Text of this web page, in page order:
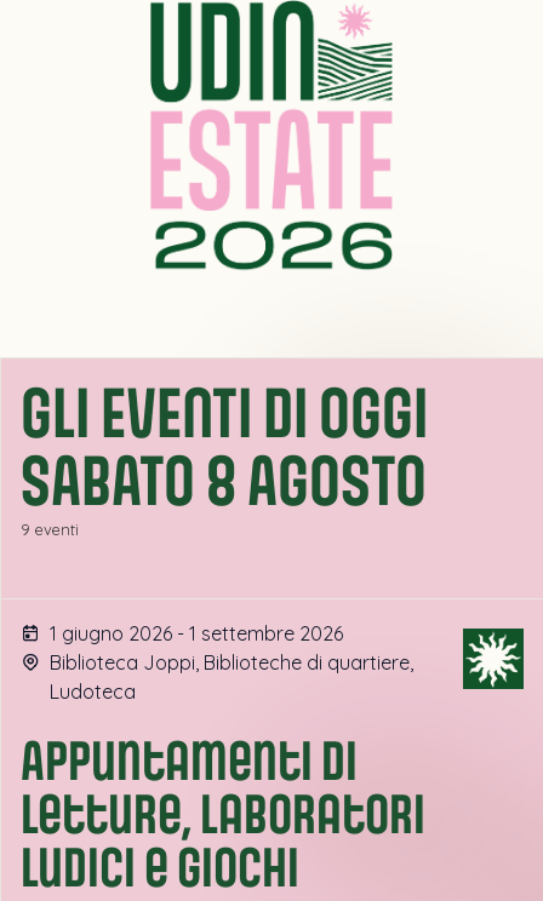
GLI EVENTI DI OGGI
SABATO 8 AGOSTO
9 eventi
1 giugno 2026 - 1 settembre 2026
Biblioteca Joppi, Biblioteche di quartiere,
Ludoteca
Appuntamenti di
letture, laboratori
ludici e giochi